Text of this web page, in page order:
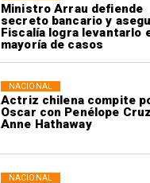
Ministro Arrau defiende
secreto bancario y
Fiscalía logra levantarlo
mayoría de casos
Actriz chilena compite
Oscar con Penélope
Anne Hathaway
NACIONAL
NACIONAL